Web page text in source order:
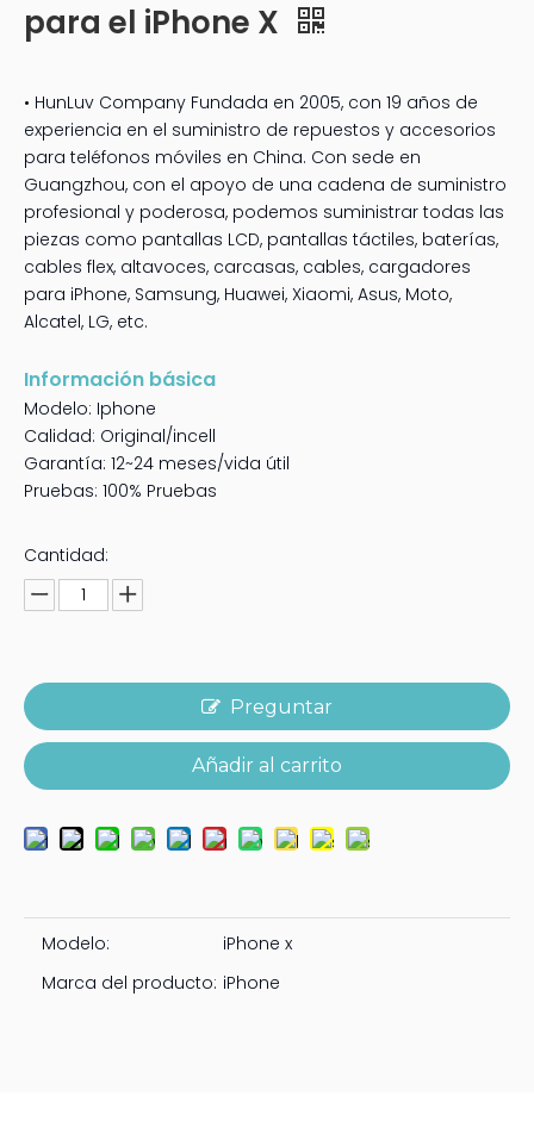
para el iPhone X
• HunLuv Company Fundada en 2005, con 19 años de
experiencia en el suministro de repuestos y accesorios
para teléfonos móviles en China. Con sede en
Guangzhou, con el apoyo de una cadena de suministro
profesional y poderosa, podemos suministrar todas las
piezas como pantallas LCD, pantallas táctiles, baterías,
cables flex, altavoces, carcasas, cables, cargadores
para iPhone, Samsung, Huawei, Xiaomi, Asus, Moto,
Alcatel, LG, etc.
Información básica
Modelo: Iphone
Calidad: Original/incell
Garantía: 12~24 meses/vida útil
Pruebas: 100% Pruebas
Cantidad:
Preguntar
Añadir al carrito
Modelo:
iPhone x
Marca del producto: iPhone